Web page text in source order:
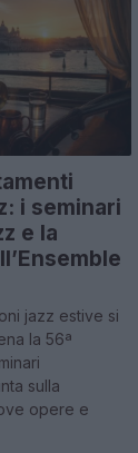
i seminari
e la
jazz estive si
la 56ª
sulla
opere e